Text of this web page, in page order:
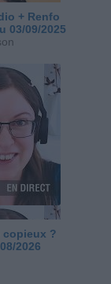
+ Renfo
03/09/2025
copieux ?
2026